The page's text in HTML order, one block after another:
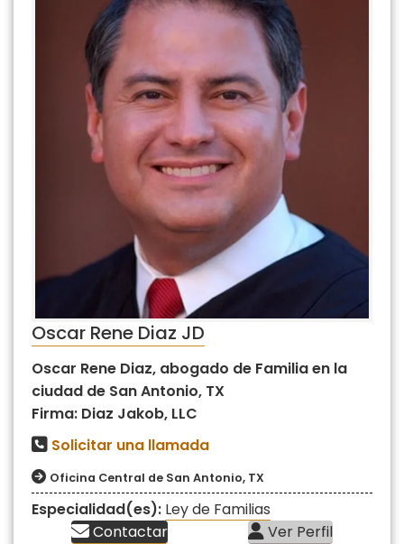
Oscar Rene Diaz JD
Oscar Rene Diaz, abogado de Familia en la
ciudad de San Antonio, TX
Firma: Diaz Jakob, LLC
Solicitar una llamada
Oficina Central de San Antonio, TX
Especialidad(es): Ley de Familias
Contactar
Ver Perfil